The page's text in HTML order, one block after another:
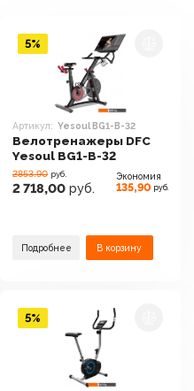
Артикул: Yesoul BG1-B-32
Велотренажеры DFC
Yesoul BG1-B-32
2853.90 руб.
2 718,00 руб.
Экономия
135,90 руб.
Подробнее В корзину
5%
5%